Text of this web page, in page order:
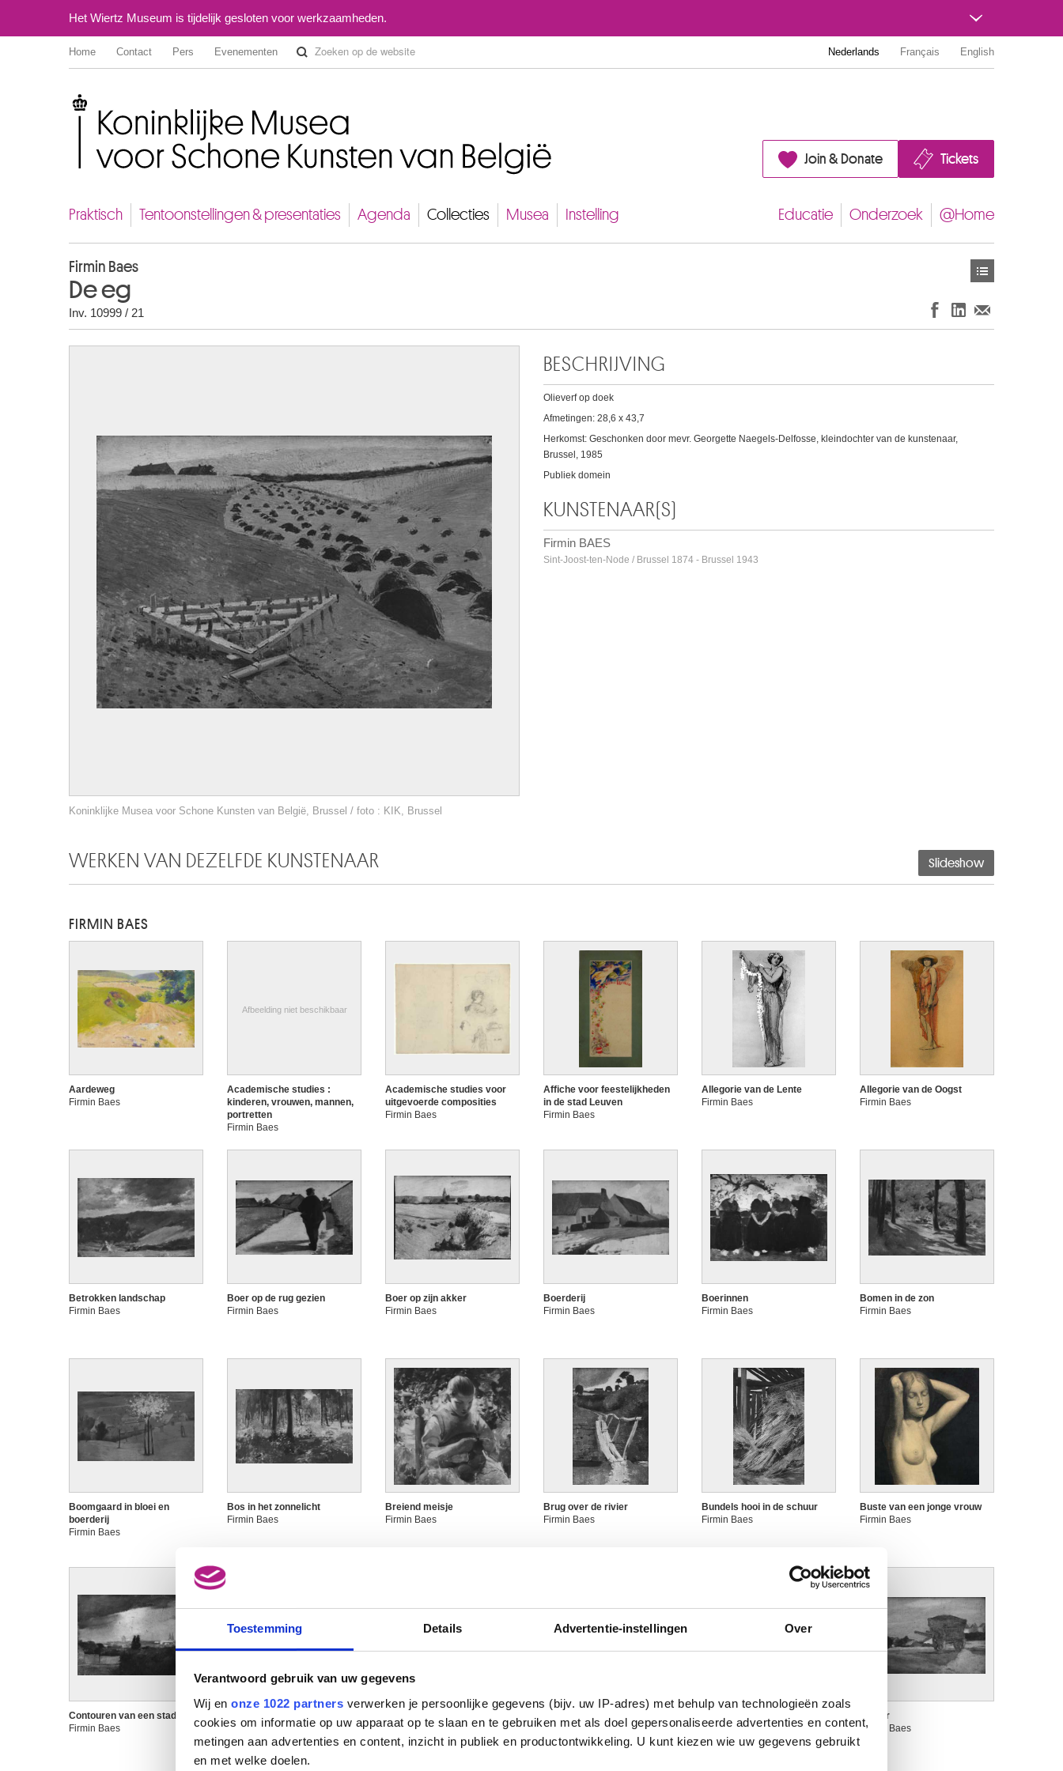
Toestemming Details Advertentie-instellingen Over
Verantwoord gebruik van uw gegevens
Wij en onze 1022 partners verwerken je persoonlijke gegevens (bijv. uw IP-adres) met behulp van technologieën zoals
cookies om informatie op uw apparaat op te slaan en te gebruiken met als doel gepersonaliseerde advertenties en content,
metingen aan advertenties en content, inzicht in publiek en productontwikkeling. U kunt kiezen wie uw gegevens gebruikt
en met welke doelen.
Het Wiertz Museum is tijdelijk gesloten voor werkzaamheden.
Home Contact Pers Evenementen Nederlands Français English
Join & Donate Tickets
Praktisch Tentoonstellingen & presentaties Agenda Collecties Musea Instelling Educatie Onderzoek @Home
Firmin Baes
De eg
Inv. 10999 / 21
Koninklijke Musea voor Schone Kunsten van België, Brussel / foto : KIK, Brussel
BESCHRIJVING
Olieverf op doek
Afmetingen: 28,6 x 43,7
Herkomst: Geschonken door mevr. Georgette Naegels-Delfosse, kleindochter van de kunstenaar,
Brussel, 1985
Publiek domein
KUNSTENAAR(S)
Firmin BAES
Sint-Joost-ten-Node / Brussel 1874 - Brussel 1943
WERKEN VAN DEZELFDE KUNSTENAAR Slideshow
FIRMIN BAES
Aardeweg
Firmin Baes
Afbeelding niet beschikbaar
Academische studies :
kinderen, vrouwen, mannen,
portretten
Firmin Baes
Academische studies voor
uitgevoerde composities
Firmin Baes
Affiche voor feestelijkheden
in de stad Leuven
Firmin Baes
Allegorie van de Lente
Firmin Baes
Allegorie van de Oogst
Firmin Baes
Betrokken landschap
Firmin Baes
Boer op de rug gezien
Firmin Baes
Boer op zijn akker
Firmin Baes
Boerderij
Firmin Baes
Boerinnen
Firmin Baes
Bomen in de zon
Firmin Baes
Boomgaard in bloei en
boerderij
Firmin Baes
Bos in het zonnelicht
Firmin Baes
Breiend meisje
Firmin Baes
Brug over de rivier
Firmin Baes
Bundels hooi in de schuur
Firmin Baes
Buste van een jonge vrouw
Firmin Baes
Contouren van een stad
Firmin Baes
Dageraad
Firmin Baes
Firmin Baes
De fruitteelt
Firmin Baes
De herfst
Firmin Baes
De kar
Firmin Baes